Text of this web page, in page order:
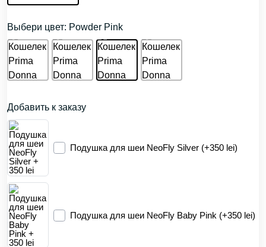
Выбери цвет: Powder Pink
Добавить к заказу
Подушка для шеи NeoFly Silver (+350 lei)
Подушка для шеи NeoFly Baby Pink (+350 lei)